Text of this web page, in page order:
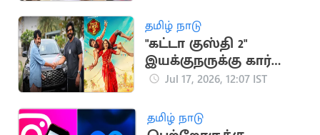
தமிழ் நாடு
"கட்டா குஸ்தி 2"
இயக்குநருக்கு கார்
பரிசளித்த விஷ்ணு
Jul 17, 2026, 12:07 IST
தமிழ் நாடு